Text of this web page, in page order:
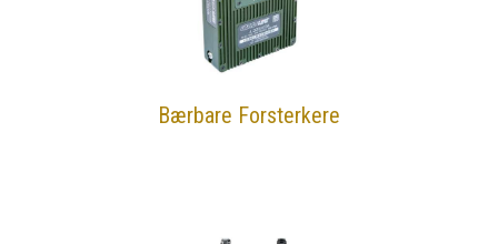
Bærbare Forsterkere